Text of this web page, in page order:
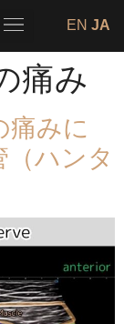
痛み
痛みに
ハンタ
EN JA